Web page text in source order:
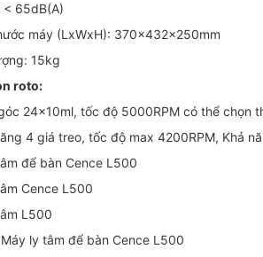
65dB(A)
máy (LxWxH): 370x432x250mm
15kg
roto:
24x10ml, tốc độ 5000RPM có thể chọn
4 giá treo, tốc độ max 4200RPM, Khả
để bàn Cence L500
Cence L500
L500
ly tâm để bàn Cence L500